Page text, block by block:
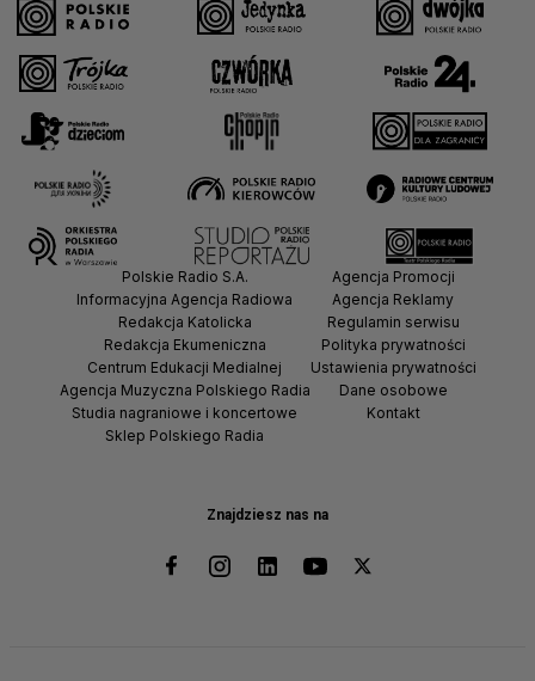
Znajdziesz nas na
Polskie Radio S.A.
Informacyjna Agencja Radiowa
Redakcja Katolicka
Redakcja Ekumeniczna
Centrum Edukacji Medialnej
Agencja Muzyczna Polskiego Radia
Studia nagraniowe i koncertowe
Sklep Polskiego Radia
Agencja Promocji
Agencja Reklamy
Regulamin serwisu
Polityka prywatności
Ustawienia prywatności
Dane osobowe
Kontakt